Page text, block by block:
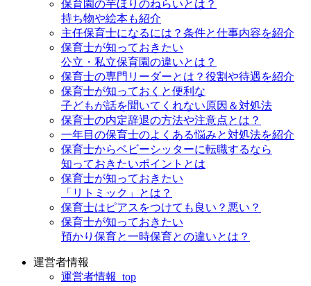
保育園の芋ほりのねらいとは？
持ち物や絵本も紹介
主任保育士になるには？条件と仕事内容を紹介
保育士が知っておきたい
公立・私立保育園の違いとは？
保育士の専門リーダーとは？役割や待遇を紹介
保育士が知っておくと便利な
子どもが話を聞いてくれない原因＆対処法
保育士の内定辞退の方法や注意点とは？
一年目の保育士のよくある悩みと対処法を紹介
保育士からベビーシッターに転職するなら
知っておきたいポイントとは
保育士が知っておきたい
「リトミック」とは？
保育士はピアスをつけても良い？悪い？
保育士が知っておきたい
預かり保育と一時保育との違いとは？
運営者情報
運営者情報_top